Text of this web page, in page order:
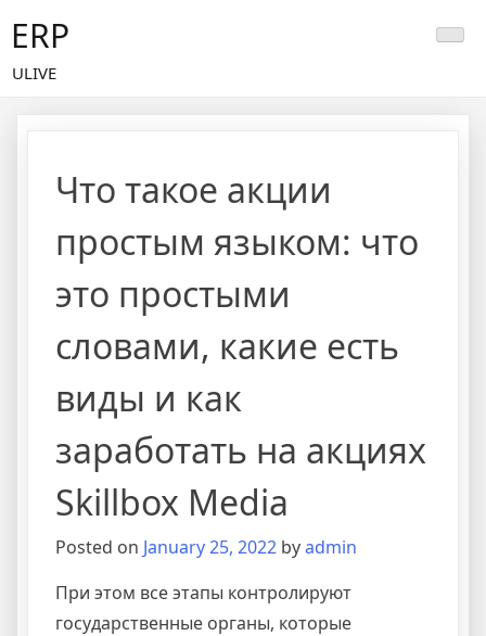
content
ERP
ULIVE
Что такое акции
простым языком: что
это простыми
словами, какие есть
виды и как
заработать на акциях
Skillbox Media
Posted on January 25, 2022 byadmin
При этом все этапы контролируют
государственные органы, которые